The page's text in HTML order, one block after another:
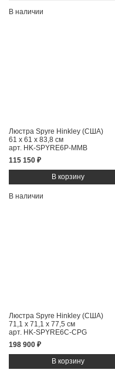
В наличии
Люстра Spyre Hinkley (США)
61 x 61 x 83,8 см
арт. HK-SPYRE6P-MMB
115 150 ₽
В наличии
Люстра Spyre Hinkley (США)
71,1 x 71,1 x 77,5 см
арт. HK-SPYRE6C-CPG
198 900 ₽